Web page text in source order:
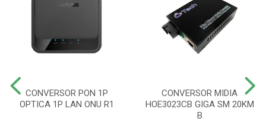
CONVERSOR PON 1P
OPTICA 1P LAN ONU R1
CONVERSOR MIDIA
HOE3023CB GIGA SM 20KM
B